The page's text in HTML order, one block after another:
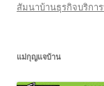
สัมนาบ้านธุรกิจบริกา
แม่กุญแจบ้าน